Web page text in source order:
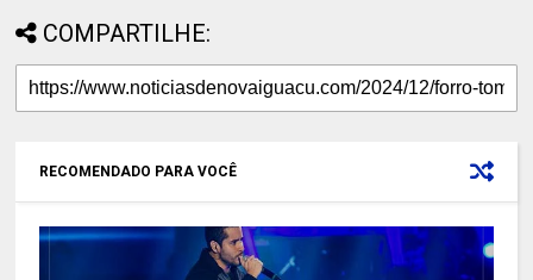
COMPARTILHE:
RECOMENDADO PARA VOCÊ